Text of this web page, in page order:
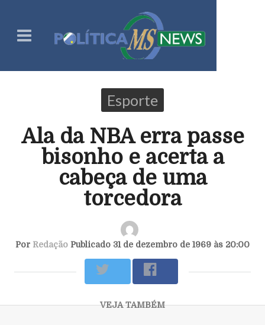
Esporte
Ala da NBA erra passe
bisonho e acerta a
cabeça de uma
torcedora
Por Redação Publicado 31 de dezembro de 1969 às 20:00